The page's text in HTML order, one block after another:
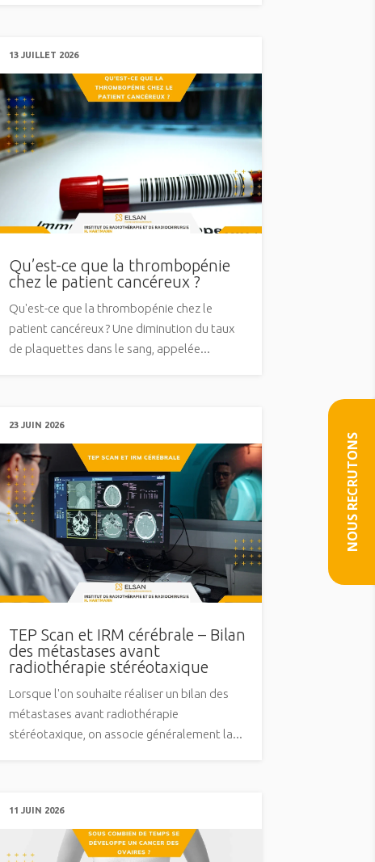
13 JUILLET 2026
Qu’est-ce que la thrombopénie
chez le patient cancéreux ?
Qu'est-ce que la thrombopénie chez le
patient cancéreux ? Une diminution du taux
de plaquettes dans le sang, appelée...
23 JUIN 2026
TEP Scan et IRM cérébrale – Bilan
des métastases avant
radiothérapie stéréotaxique
Lorsque l'on souhaite réaliser un bilan des
métastases avant radiothérapie
stéréotaxique, on associe généralement la...
11 JUIN 2026
NOUS RECRUTONS